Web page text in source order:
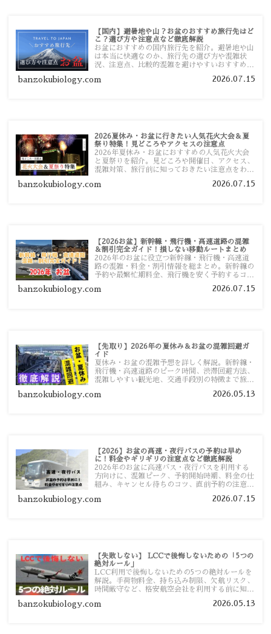
【国内】避暑地や山？お盆のおすすめ旅行先はど
こ？選び方や注意点など徹底解説
お盆におすすめの国内旅行先を紹介。避暑地や山
は本当に快適なのか、旅行先の選び方や混雑状
況、注意点、比較的混雑を避けやすいおすすめス
す。
banzokubiology.com 2026.07.15
2026夏休み・お盆に行きたい人気花火大会＆夏
祭り特集！見どころやアクセスの注意点
2026年夏休み・お盆におすすめの人気花火大会
と夏祭りを紹介。見どころや開催日、アクセス、
混雑対策、旅行前に知っておきたい注意点をわか
banzokubiology.com 2026.07.15
【2026お盆】新幹線・飛行機・高速道路の混雑
＆割引完全ガイド！損しない移動ルートまとめ
2026年のお盆に役立つ新幹線・飛行機・高速道
路の混雑・料金・割引情報を総まとめ。新幹線の
予約や最繁忙期料金、飛行機を安く予約するコ
い移動方法を分かりやすく解説します。
banzokubiology.com 2026.07.15
【先取り】2026年の夏休み＆お盆の混雑回避ガ
イド
夏休み・お盆の混雑予想を詳しく解説。新幹線・
飛行機・高速道路のピーク時間、渋滞回避方法、
混雑しやすい観光地、交通手段別の特徴まで旅行
banzokubiology.com 2026.05.13
【2026】お盆の高速・夜行バスの予約は早め
に！料金やギリギリの注意点など徹底解説
2026年のお盆に高速バス・夜行バスを利用する
方向けに、混雑ピーク、予約開始時期、料金の仕
組み、キャンセル待ちのコツ、直前予約の注意点
banzokubiology.com 2026.07.15
【失敗しない】 LCCで後悔しないための「5つの
絶対ルール」
LCC利用で後悔しないための5つの絶対ルールを
解説。手荷物料金、持ち込み制限、欠航リスク、
時間厳守など、格安航空会社を利用する前に知っ
す。
banzokubiology.com 2026.05.13